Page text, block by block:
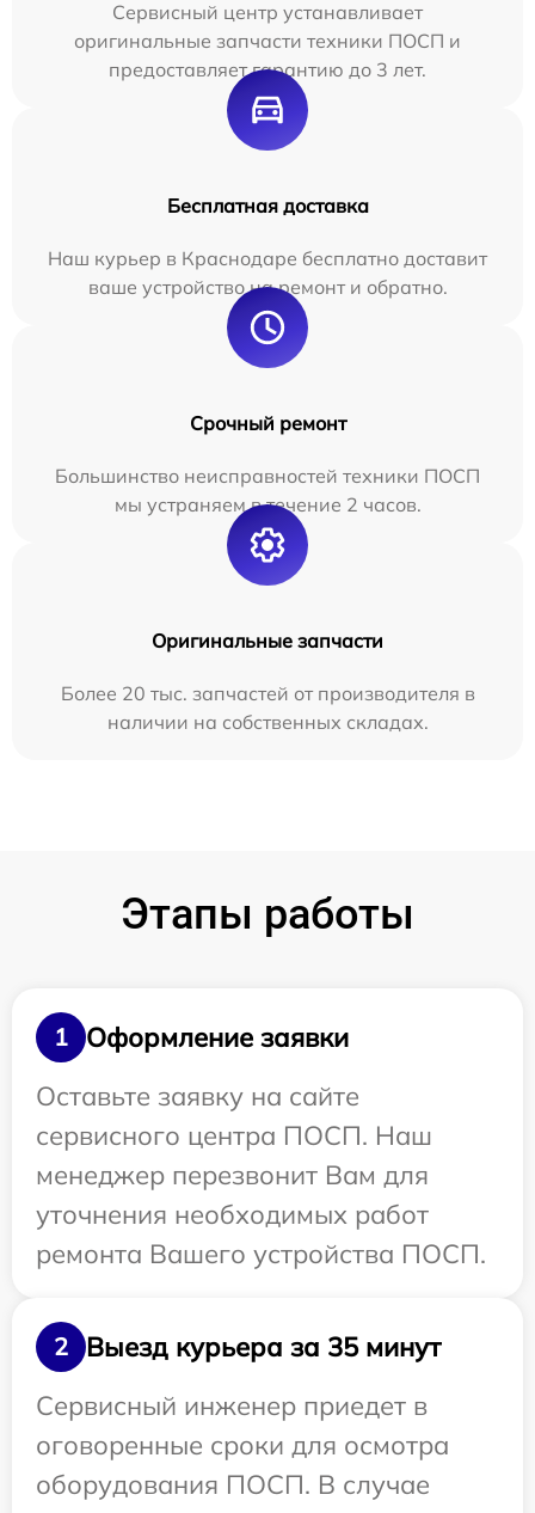
Сервисный центр устанавливает
оригинальные запчасти техники ПОСП и
предоставляет гарантию до 3 лет.
Бесплатная доставка
Наш курьер в Краснодаре бесплатно доставит
ваше устройство на ремонт и обратно.
Срочный ремонт
Большинство неисправностей техники ПОСП
мы устраняем в течение 2 часов.
Оригинальные запчасти
Более 20 тыс. запчастей от производителя в
наличии на собственных складах.
Этапы работы
1
Оформление заявки
Оставьте заявку на сайте
сервисного центра ПОСП. Наш
менеджер перезвонит Вам для
уточнения необходимых работ
ремонта Вашего устройства ПОСП.
2
Выезд курьера за 35 минут
Сервисный инженер приедет в
оговоренные сроки для осмотра
оборудования ПОСП. В случае